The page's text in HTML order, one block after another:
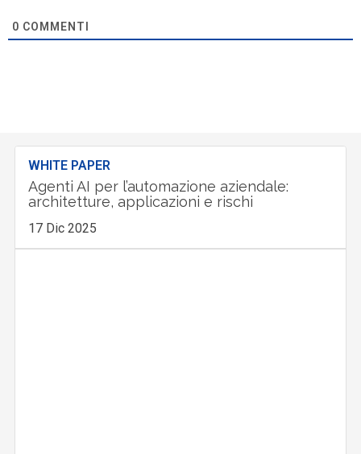
0 COMMENTI
WHITE PAPER
Agenti AI per l’automazione aziendale:
architetture, applicazioni e rischi
17 Dic 2025